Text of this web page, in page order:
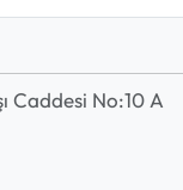
Caddesi No:10 A